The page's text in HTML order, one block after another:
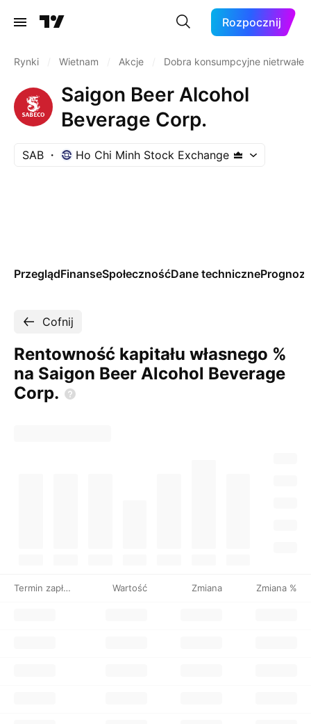
Rozpocznij
Rynki Wietnam Akcje Dobra konsumpcyjne nietrwałe
Saigon Beer Alcohol
Beverage Corp.
SAB Ho Chi Minh Stock Exchange
PrzeglądFinanseSpołecznośćDane technicznePrognozy
Cofnij
Rentowność kapitału własnego %
na Saigon Beer Alcohol Beverage
Corp.
Termin zapłaty Wartość Zmiana Zmiana %